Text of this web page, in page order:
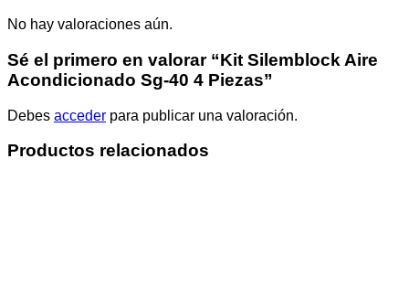
No hay valoraciones aún.
Sé el primero en valorar “Kit Silemblock Aire
Acondicionado Sg-40 4 Piezas”
Debes acceder para publicar una valoración.
Productos relacionados